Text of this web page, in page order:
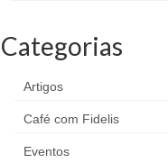
Categorias
Artigos
Café com Fidelis
Eventos